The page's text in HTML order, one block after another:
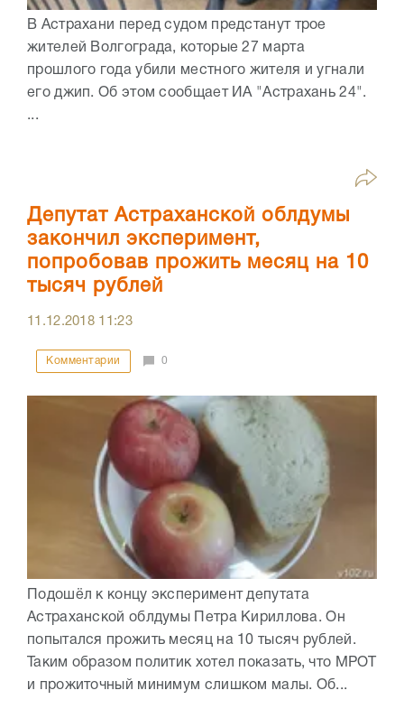
В Астрахани перед судом предстанут трое
жителей Волгограда, которые 27 марта
прошлого года убили местного жителя и угнали
его джип. Об этом сообщает ИА "Астрахань 24".
...
Депутат Астраханской облдумы
закончил эксперимент,
попробовав прожить месяц на 10
тысяч рублей
11.12.2018 11:23
Комментарии 0
Подошёл к концу эксперимент депутата
Астраханской облдумы Петра Кириллова. Он
попытался прожить месяц на 10 тысяч рублей.
Таким образом политик хотел показать, что МРОТ
и прожиточный минимум слишком малы. Об...